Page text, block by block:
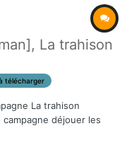
La trahison
télécharger
La trahison
déjouer les
sont au programme.